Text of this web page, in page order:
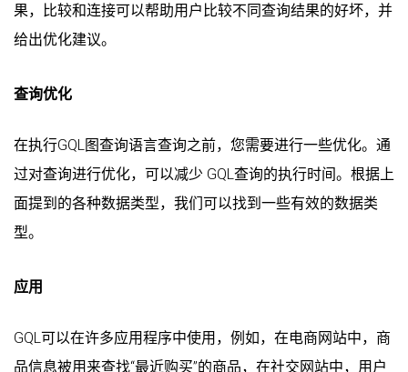
果，比较和连接可以帮助用户比较不同查询结果的好坏，并
给出优化建议。
查询优化
在执行GQL图查询语言查询之前，您需要进行一些优化。通
过对查询进行优化，可以减少 GQL查询的执行时间。根据上
面提到的各种数据类型，我们可以找到一些有效的数据类
型。
应用
GQL可以在许多应用程序中使用，例如，在电商网站中，商
品信息被用来查找“最近购买”的商品，在社交网站中，用户